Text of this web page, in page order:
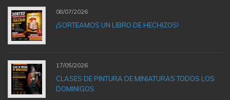
08/07/2026
¡SORTEAMOS UN LIBRO DE HECHIZOS!
17/05/2026
CLASES DE PINTURA DE MINIATURAS TODOS LOS
DOMINIGOS